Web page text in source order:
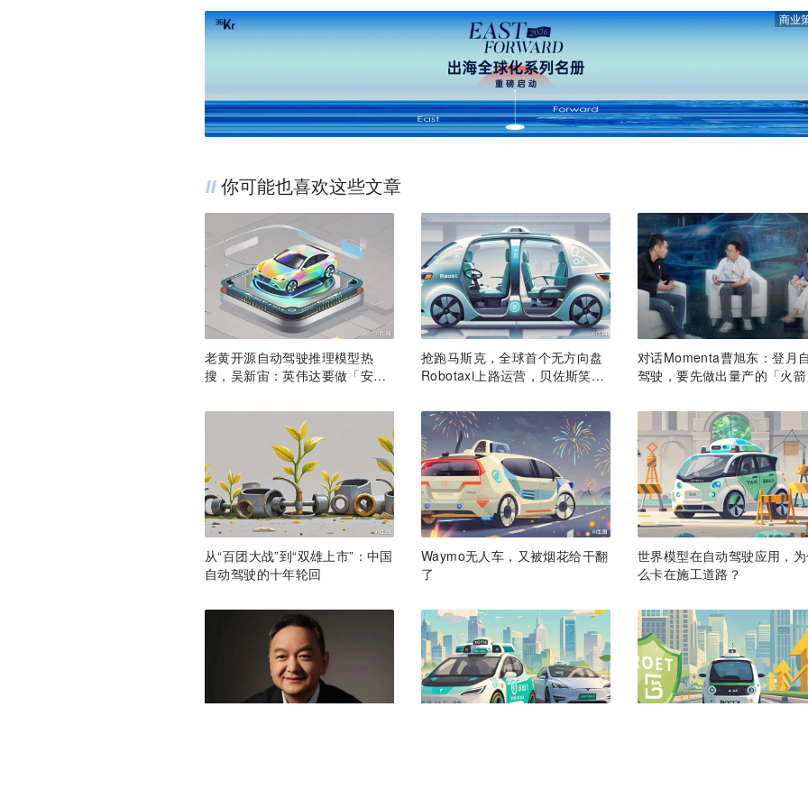
商业
你可能也喜欢这些文章
老黄开源自动驾驶推理模型热
搜，吴新宙：英伟达要做「安
抢跑马斯克，全球首个无方向盘
Robotaxi上路运营，贝佐斯笑麻
对话Momenta曹旭东：登月
驾驶，要先做出量产的「火
从“百团大战”到“双雄上市”：中国
自动驾驶的十年轮回
Waymo无人车，又被烟花给干翻
了
世界模型在自动驾驶应用，
么卡在施工道路？